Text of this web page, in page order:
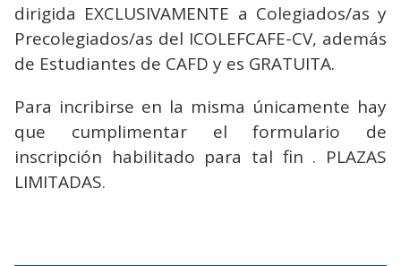
dirigida EXCLUSIVAMENTE a Colegiados/as y
Precolegiados/as del ICOLEFCAFE-CV, además
de Estudiantes de CAFD y es GRATUITA.
Para incribirse en la misma únicamente hay
que cumplimentar el formulario de
inscripción habilitado para tal fin . PLAZAS
LIMITADAS.